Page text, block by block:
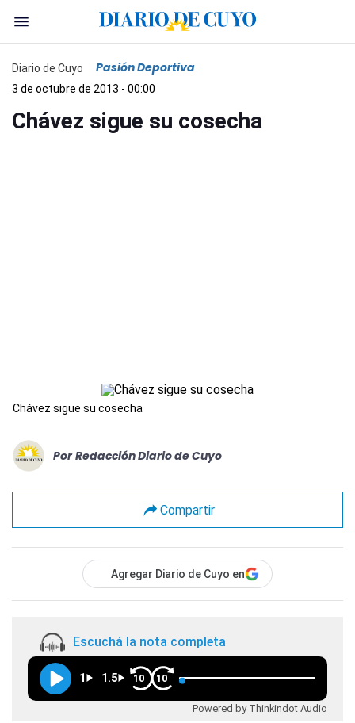
Diario de Cuyo Pasión Deportiva
3 de octubre de 2013 - 00:00
Chávez sigue su cosecha
Chávez sigue su cosecha
Por Redacción Diario de Cuyo
Compartir
Agregar Diario de Cuyo en
Escuchá la nota completa
1 1.5 10 10
Powered by Thinkindot Audio